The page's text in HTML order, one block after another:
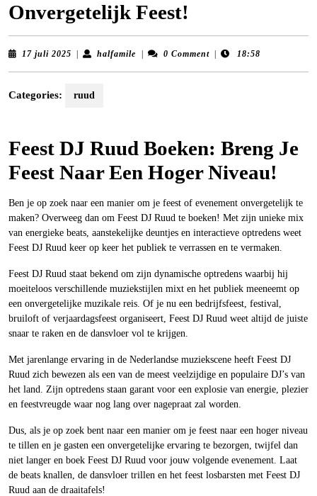
Onvergetelijk Feest!
17 juli 2025 17
halfamile halfamile0 Comment 18:58
Categories: ruud
Feest DJ Ruud Boeken: Breng Je
Feest Naar Een Hoger Niveau!
Ben je op zoek naar een manier om je feest of evenement onvergetelijk te
maken? Overweeg dan om Feest DJ Ruud te boeken! Met zijn unieke mix
van energieke beats, aanstekelijke deuntjes en interactieve optredens weet
Feest DJ Ruud keer op keer het publiek te verrassen en te vermaken.
Feest DJ Ruud staat bekend om zijn dynamische optredens waarbij hij
moeiteloos verschillende muziekstijlen mixt en het publiek meeneemt op
een onvergetelijke muzikale reis. Of je nu een bedrijfsfeest, festival,
bruiloft of verjaardagsfeest organiseert, Feest DJ Ruud weet altijd de juiste
snaar te raken en de dansvloer vol te krijgen.
Met jarenlange ervaring in de Nederlandse muziekscene heeft Feest DJ
Ruud zich bewezen als een van de meest veelzijdige en populaire DJ’s van
het land. Zijn optredens staan garant voor een explosie van energie, plezier
en feestvreugde waar nog lang over nagepraat zal worden.
Dus, als je op zoek bent naar een manier om je feest naar een hoger niveau
te tillen en je gasten een onvergetelijke ervaring te bezorgen, twijfel dan
niet langer en boek Feest DJ Ruud voor jouw volgende evenement. Laat
de beats knallen, de dansvloer trillen en het feest losbarsten met Feest DJ
Ruud aan de draaitafels!